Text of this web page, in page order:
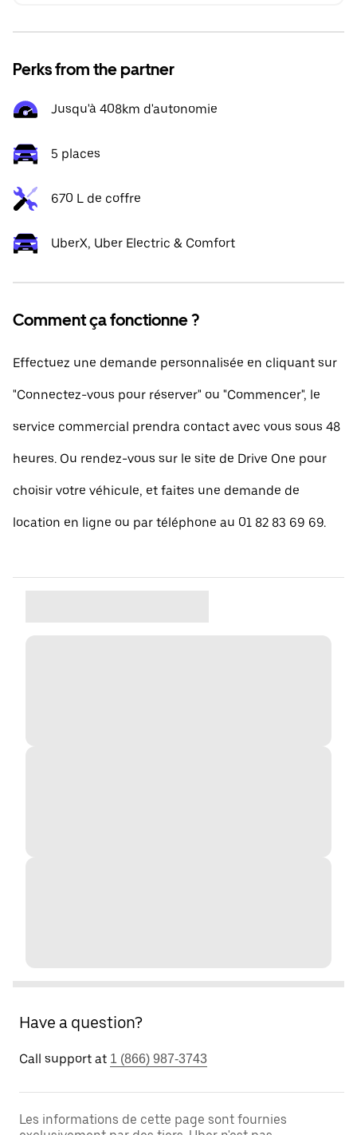
Perks from the partner
Jusqu'à 408km d'autonomie
5 places
670 L de coffre
UberX, Uber Electric & Comfort
Comment ça fonctionne ?
Effectuez une demande personnalisée en cliquant sur
"Connectez-vous pour réserver" ou "Commencer", le
service commercial prendra contact avec vous sous 48
heures. Ou rendez-vous sur le site de Drive One pour
choisir votre véhicule, et faites une demande de
location en ligne ou par téléphone au 01 82 83 69 69.
Have a question?
Call support at 1 (866) 987-3743
Les informations de cette page sont fournies